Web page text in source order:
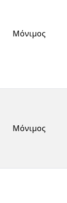
Μόνιμος
Μόνιμος